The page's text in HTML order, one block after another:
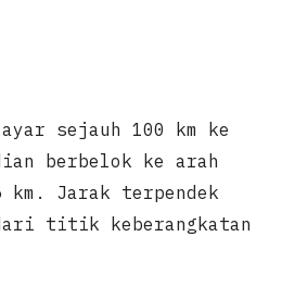
sejauh 100 km ke
berbelok ke arah
Jarak terpendek
titik keberangkatan